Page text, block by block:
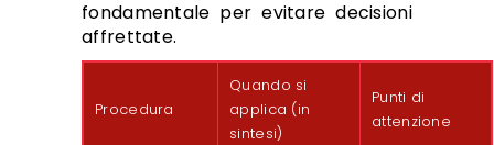
fondamentale per evitare decisioni
affrettate.
Procedura
Quando si
applica (in
sintesi)
Punti di
attenzione